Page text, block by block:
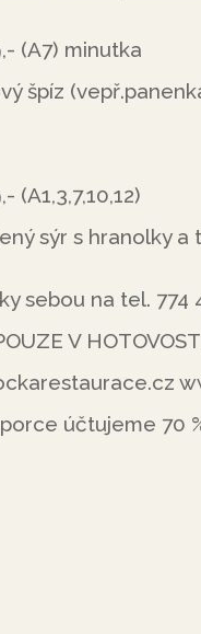
(A7) minutka
špíz
(A1,3,7,10,12)
sýr s hranolky a
sebou na tel. 774
V
účtujeme 70